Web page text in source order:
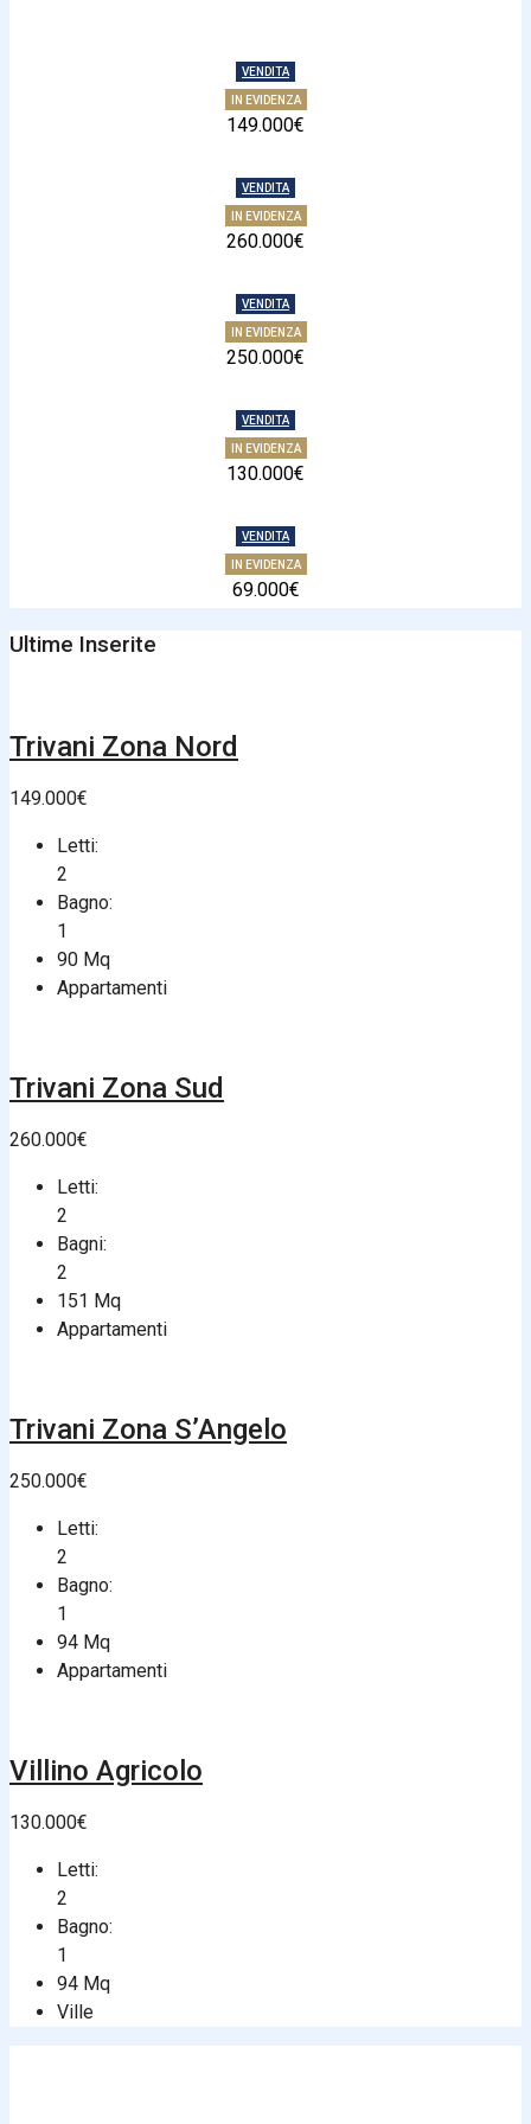
VENDITA
IN EVIDENZA
149.000€
VENDITA
IN EVIDENZA
260.000€
VENDITA
IN EVIDENZA
250.000€
VENDITA
IN EVIDENZA
130.000€
VENDITA
IN EVIDENZA
69.000€
Ultime Inserite
Trivani Zona Nord
149.000€
Letti:
2
Bagno:
1
90 Mq
Appartamenti
Trivani Zona Sud
260.000€
Letti:
2
Bagni:
2
151 Mq
Appartamenti
Trivani Zona S’Angelo
250.000€
Letti:
2
Bagno:
1
94 Mq
Appartamenti
Villino Agricolo
130.000€
Letti:
2
Bagno:
1
94 Mq
Ville